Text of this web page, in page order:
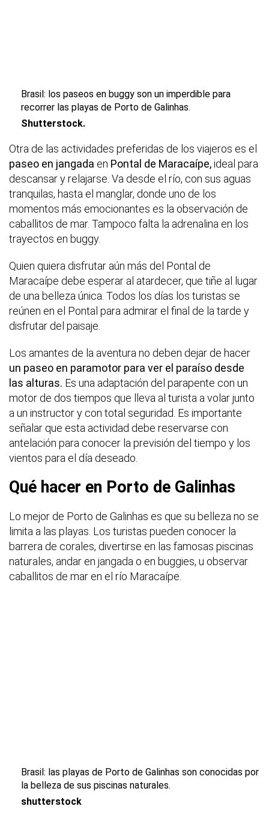
Brasil: los paseos en buggy son un imperdible para
recorrer las playas de Porto de Galinhas.
Shutterstock.
Otra de las actividades preferidas de los viajeros es el
paseo en jangada en Pontal de Maracaípe,ideal para
descansar y relajarse. Va desde el río, con sus aguas
tranquilas, hasta el manglar, donde uno de los
momentos más emocionantes es la observación de
caballitos de mar. Tampoco falta la adrenalina en los
trayectos en buggy.
Quien quiera disfrutar aún más del Pontal de
Maracaípe debe esperar al atardecer, que tiñe al lugar
de una belleza única. Todos los días los turistas se
reúnen en el Pontal para admirar el final de la tarde y
disfrutar del paisaje.
Los amantes de la aventura no deben dejar de hacer
un paseo en paramotor para ver el paraíso desde
las alturas. Es una adaptación del parapente con un
motor de dos tiempos que lleva al turista a volar junto
a un instructor y con total seguridad. Es importante
señalar que esta actividad debe reservarse con
antelación para conocer la previsión del tiempo y los
vientos para el día deseado.
Qué hacer en Porto de Galinhas
Lo mejor de Porto de Galinhas es que su belleza no se
limita a las playas. Los turistas pueden conocer la
barrera de corales, divertirse en las famosas piscinas
naturales, andar en jangada o en buggies, u observar
caballitos de mar en el río Maracaípe.
Brasil: las playas de Porto de Galinhas son conocidas por
la belleza de sus piscinas naturales.
shutterstock